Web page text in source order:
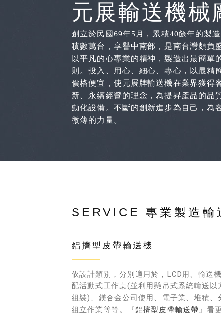
元展輸送機械
創立於民國69年5月，累積40餘年的製
積數萬台，享譽中南部，是南台灣頗負
以平凡的心專業的精神，製造出最簡單
則。投入、用心、細心、專心，以最精
價格便宜，使元展牌輸送機在業界獲得
新、永續經營的理念，為提昇產品的品
動化設備。不斷的創新進步為自己，為
微薄的力量。
SERVICE 專業製造輸
鋁擠型皮帶輸送機
依設計類別，分別適用於，LCD用、輸送
配活動式工作桌(並利用懸吊式系統輸送以
組裝)、鎂合金公司使用、電子業、堆積、
組立作業等等。『鋁擠型皮帶輸送帶』看